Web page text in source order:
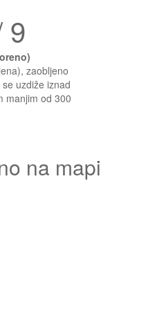
9
zaobljeno
uzdiže iznad
manjim od 300
na mapi